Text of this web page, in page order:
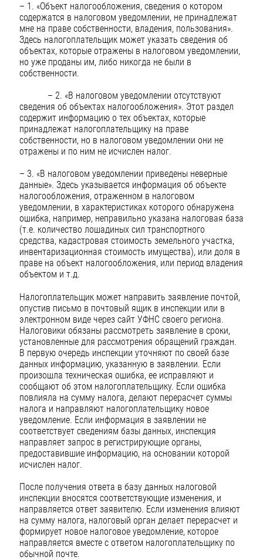
– 1. «Объект налогообложения, сведения о котором
содержатся в налоговом уведомлении, не принадлежат
мне на праве собственности, владения, пользования».
Здесь налогоплательщик может указать сведения об
объектах, которые отражены в налоговом уведомлении,
но уже проданы им, либо никогда не были в
собственности.
– 2. «В налоговом уведомлении отсутствуют
сведения об объектах налогообложения». Этот раздел
содержит информацию о тех объектах, которые
принадлежат налогоплательщику на праве
собственности, но в налоговом уведомлении они не
отражены и по ним не исчислен налог.
– 3. «В налоговом уведомлении приведены неверные
данные». Здесь указывается информация об объекте
налогообложения, отраженном в налоговом
уведомлении, в характеристиках которого обнаружена
ошибка, например, неправильно указана налоговая база
(т.е. количество лошадиных сил транспортного
средства, кадастровая стоимость земельного участка,
инвентаризационная стоимость имущества), или доля в
праве на объект налогообложения, или период владения
объектом и т.д.
Налогоплательщик может направить заявление почтой,
опустив письмо в почтовый ящик в инспекции или в
электронном виде через сайт УФНС своего региона.
Налоговики обязаны рассмотреть заявление в сроки,
установленные для рассмотрения обращений граждан.
В первую очередь инспекции уточняют по своей базе
данных информацию, указанную в заявлении. Если
произошла техническая ошибка, ее исправляют и
сообщают об этом налогоплательщику. Если ошибка
повлияла на сумму налога, делают перерасчет суммы
налога и направляют налогоплательщику новое
уведомление. Если информация в заявлении не
соответствует сведениям базы данных, инспекция
направляет запрос в регистрирующие органы,
предоставившие информацию, на основании которой
исчислен налог.
После получения ответа в базу данных налоговой
инспекции вносятся соответствующие изменения, и
направляется ответ заявителю. Если изменения влияют
на сумму налога, налоговый орган делает перерасчет и
формирует новое налоговое уведомление, которое
направляется вместе с ответом налогоплательщику по
обычной почте.